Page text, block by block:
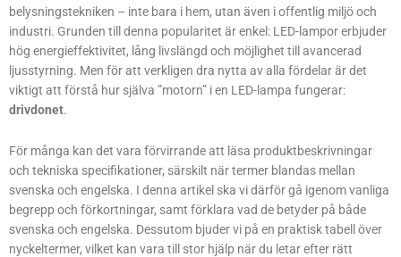
belysningstekniken – inte bara i hem, utan även i offentlig miljö och
industri. Grunden till denna popularitet är enkel: LED-lampor erbjuder
hög energieffektivitet, lång livslängd och möjlighet till avancerad
ljusstyrning. Men för att verkligen dra nytta av alla fördelar är det
viktigt att förstå hur själva ”motorn” i en LED-lampa fungerar:
drivdonet.
För många kan det vara förvirrande att läsa produktbeskrivningar
och tekniska specifikationer, särskilt när termer blandas mellan
svenska och engelska. I denna artikel ska vi därför gå igenom vanliga
begrepp och förkortningar, samt förklara vad de betyder på både
svenska och engelska. Dessutom bjuder vi på en praktisk tabell över
nyckeltermer, vilket kan vara till stor hjälp när du letar efter rätt